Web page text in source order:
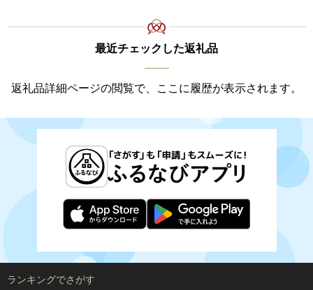
最近チェックした返礼品
返礼品詳細ページの閲覧で、ここに履歴が表示されます。
ランキングでさがす